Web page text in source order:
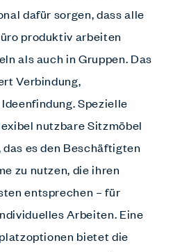
dafür sorgen, dass alle
produktiv arbeiten
als auch in Gruppen. Das
Verbindung,
Spezielle
nutzbare Sitzmöbel
es den Beschäftigten
zu nutzen, die ihren
entsprechen – für
Arbeiten. Eine
bietet die